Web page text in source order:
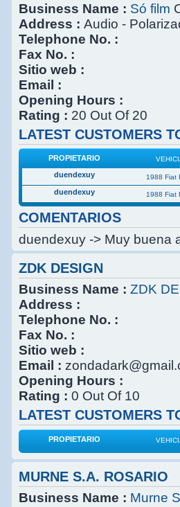
Business Name : Só film
Address : Audio -
Telephone No. :
Fax No. :
Sitio web :
Email :
Opening Hours :
Rating : 20 Out Of 20
LATEST CUSTOMERS
PROPIETARIO
duendexuy 1988 Fiat
duendexuy 1988 Fiat
COMENTARIOS
duendexuy -> Muy buena
ZDK DESIGN
Business Name : ZDK
Address :
Telephone No. :
Fax No. :
Sitio web :
Email :
Opening Hours :
Rating : 0 Out Of 10
LATEST CUSTOMERS
PROPIETARIO
MURNE S.A. ROSARIO
Business Name : Murne